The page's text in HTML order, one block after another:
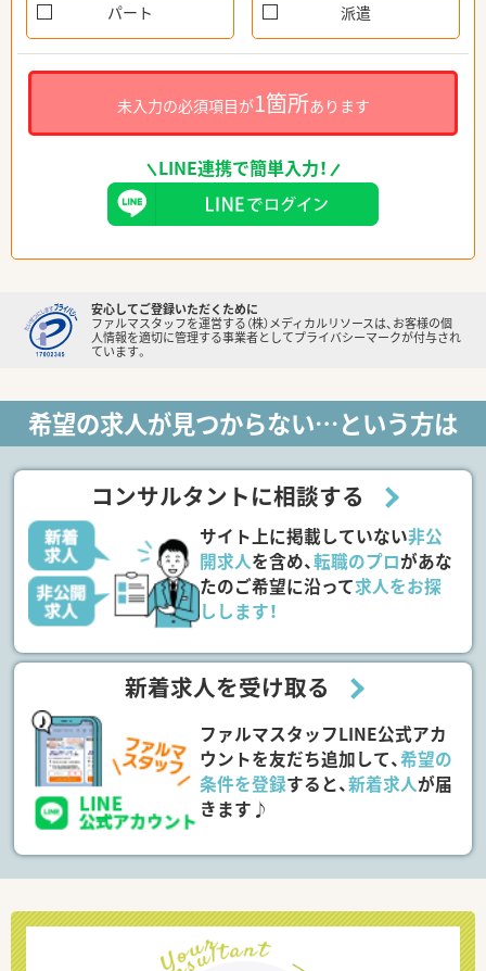
パート 派遣
未入力の必須項目が1箇所あります
LINE連携で簡単入力！
安心してご登録いただくために
ファルマスタッフを運営する（株）メディカルリソースは、お客様の個
人情報を適切に管理する事業者としてプライバシーマークが付与され
ています。
希望の求人が見つからない…という方は
コンサルタントに相談する
サイト上に掲載していない非公
開求人を含め、転職のプロがあな
たのご希望に沿って求人をお探
しします！
新着求人を受け取る
ファルマスタッフLINE公式アカ
ウントを友だち追加して、希望の
条件を登録すると、新着求人が届
きます♪